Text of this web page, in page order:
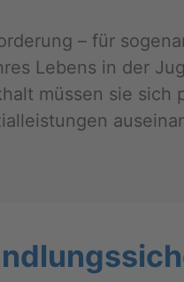
– für
Le­bens in der
müs­sen sie sich